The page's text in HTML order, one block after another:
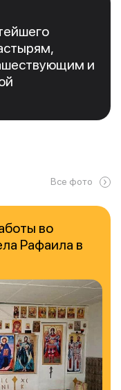
и
Все фото
во
Рафаила в